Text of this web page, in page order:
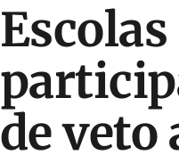
de veto